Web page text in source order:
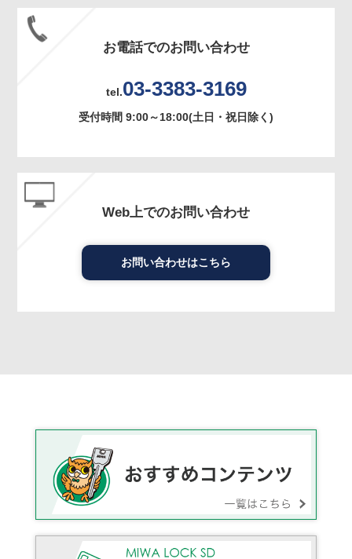
お電話でのお問い合わせ
tel.03-3383-3169
受付時間 9:00～18:00(土日・祝日除く)
Web上でのお問い合わせ
お問い合わせはこちら